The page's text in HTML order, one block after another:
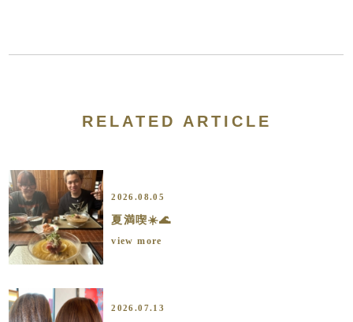
RELATED ARTICLE
2026.08.05
夏満喫☀️🌊
view more
2026.07.13